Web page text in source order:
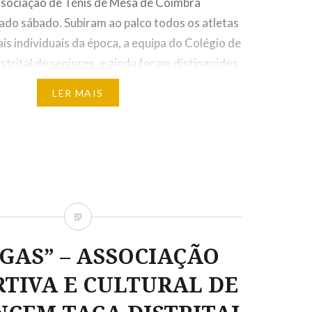
sábado. Subiram ao palco todos os atletas
individuais da época, a equipa do Colégio de
de seniores, e ainda foram distinguidos
Feminina do Ano”…
LER MAIS
– ASSOCIAÇÃO
E CULTURAL DE